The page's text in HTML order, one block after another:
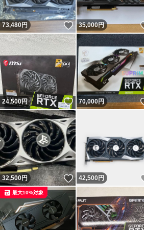
73,480円 いいね！
35,000円
24,500円 いいね！
70,000円
32,500円 いいね！
42,500 円
最大10%対象